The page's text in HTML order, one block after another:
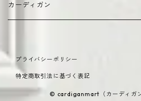
カーディガン
カジュアル
オーバーサイズ
オフィス・きれいめ（通勤・フォーマル
季節別・機能性（シーズン・機能重視）
プライバシーポリシー
特定商取引法に基づく表記
© cardiganmart（カーディガン